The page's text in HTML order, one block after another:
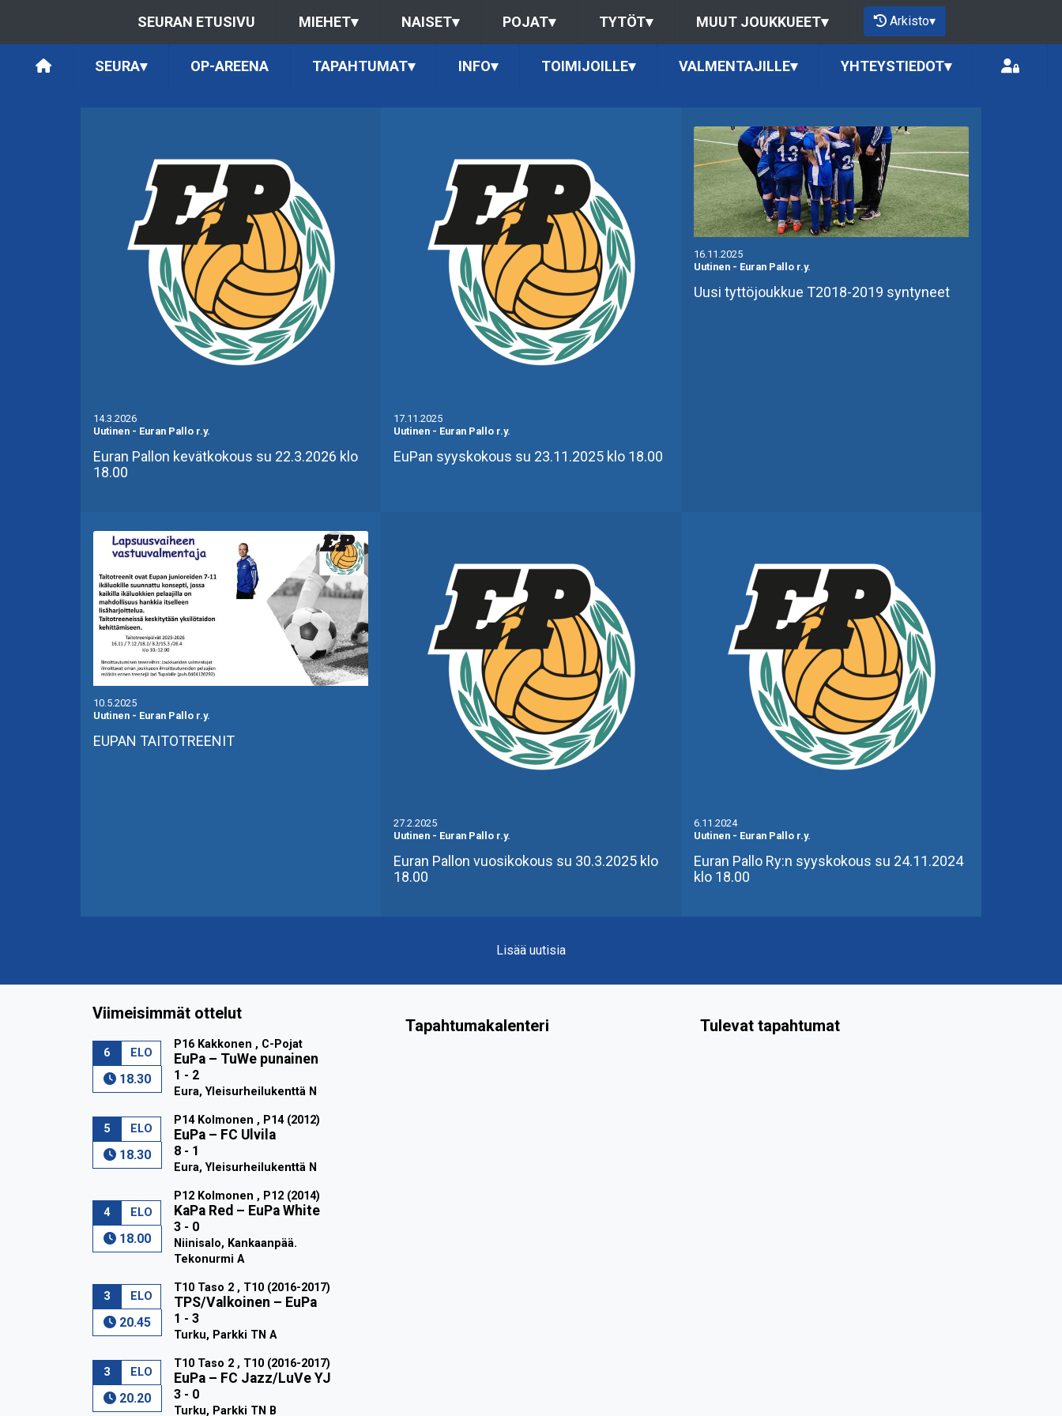
SEURAN ETUSIVU MIEHET▾ NAISET▾ POJAT▾ TYTÖT▾ MUUT JOUKKUEET▾ Arkisto▾
SEURA▾ OP-AREENA TAPAHTUMAT▾ INFO▾ TOIMIJOILLE▾ VALMENTAJILLE▾ YHTEYSTIEDOT▾
14.3.2026
Uutinen - Euran Pallo r.y.
Euran Pallon kevätkokous su 22.3.2026 klo
18.00
17.11.2025
Uutinen - Euran Pallo r.y.
EuPan syyskokous su 23.11.2025 klo 18.00
16.11.2025
Uutinen - Euran Pallo r.y.
Uusi tyttöjoukkue T2018-2019 syntyneet
10.5.2025
Uutinen - Euran Pallo r.y.
EUPAN TAITOTREENIT
27.2.2025
Uutinen - Euran Pallo r.y.
Euran Pallon vuosikokous su 30.3.2025 klo
18.00
6.11.2024
Uutinen - Euran Pallo r.y.
Euran Pallo Ry:n syyskokous su 24.11.2024
klo 18.00
Lisää uutisia
Viimeisimmät ottelut
6 ELO
18.30
P16 Kakkonen , C-Pojat
EuPa– TuWe punainen
1 - 2
Eura, Yleisurheilukenttä N
5 ELO
18.30
P14 Kolmonen , P14 (2012)
EuPa– FC Ulvila
8 - 1
Eura, Yleisurheilukenttä N
4 ELO
18.00
P12 Kolmonen , P12 (2014)
KaPa Red – EuPa White
3 - 0
Niinisalo, Kankaanpää.
Tekonurmi A
3 ELO
20.45
T10 Taso 2 , T10 (2016-2017)
TPS/Valkoinen – EuPa
1 - 3
Turku, Parkki TN A
3 ELO
20.20
T10 Taso 2 , T10 (2016-2017)
EuPa– FC Jazz/LuVe YJ
3 - 0
Turku, Parkki TN B
Tapahtumakalenteri Tulevat tapahtumat